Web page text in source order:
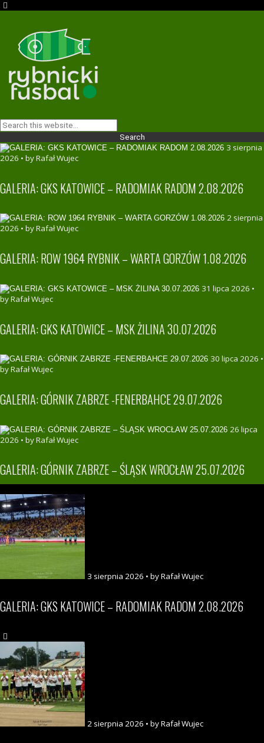
3 sierpnia
2026 • by Rafał Wujec
GALERIA: GKS KATOWICE – RADOMIAK RADOM 2.08.2026
2 sierpnia
2026 • by Rafał Wujec
GALERIA: ROW 1964 RYBNIK – WARTA GORZÓW 1.08.2026
31 lipca 2026 •
by Rafał Wujec
GALERIA: GKS KATOWICE – MSK ŻILINA 30.07.2026
30 lipca 2026 •
by Rafał Wujec
GALERIA: GÓRNIK ZABRZE -FENERBAHCE 29.07.2026
26 lipca
2026 • by Rafał Wujec
GALERIA: GÓRNIK ZABRZE – ŚLĄSK WROCŁAW 25.07.2026
3 sierpnia 2026 • by Rafał Wujec
GALERIA: GKS KATOWICE – RADOMIAK RADOM 2.08.2026
2 sierpnia 2026 • by Rafał Wujec